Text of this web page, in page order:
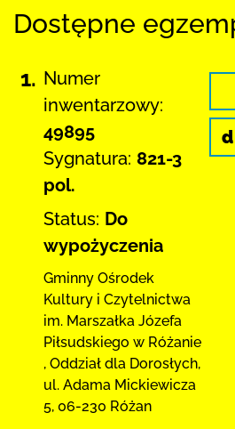
Dostępne
1. Numer
inwentarzowy:
49895
Sygnatura: 821-3
pol.
Status: Do
wypożyczenia
Gminny Ośrodek
Kultury i Czytelnictwa
im. Marszałka Józefa
Piłsudskiego w Różanie
, Oddział dla Dorosłych,
ul. Adama Mickiewicza
5, 06-230 Różan